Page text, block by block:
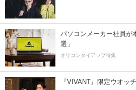
パソコンメーカー社員が
選」
オリコンタイアップ特集
『VIVANT』限定ウオッ